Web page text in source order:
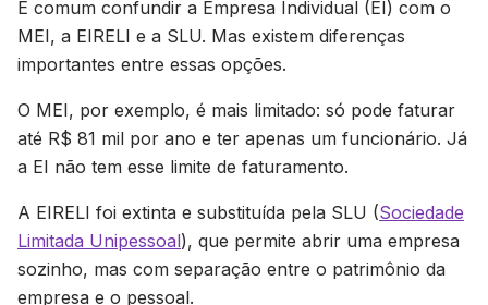
É comum confundir a Empresa Individual (EI) com o
MEI, a EIRELI e a SLU. Mas existem diferenças
importantes entre essas opções.
O MEI, por exemplo, é mais limitado: só pode faturar
até R$ 81 mil por ano e ter apenas um funcionário. Já
a EI não tem esse limite de faturamento.
A EIRELI foi extinta e substituída pela SLU (Sociedade
Limitada Unipessoal), que permite abrir uma empresa
sozinho, mas com separação entre o patrimônio da
empresa e o pessoal.